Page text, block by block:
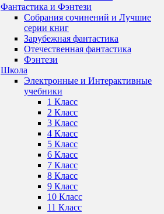
Фантастика и Фэнтези
Собрания сочинений и Лучшие
серии книг
Зарубежная фантастика
Отечественная фантастика
Фэнтези
Школа
Электронные и Интерактивные
учебники
1 Класс
2 Класс
3 Класс
4 Класс
5 Класс
6 Класс
7 Класс
8 Класс
9 Класс
10 Класс
11 Класс